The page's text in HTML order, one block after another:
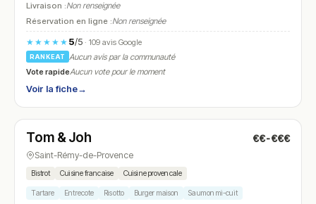
Livraison :Non renseignée
Réservation en ligne :Non renseignée
★★★★★ 5/5· 109 avis Google
RANKEAT
Aucun avis par la communauté
Vote rapideAucun vote pour le moment
Voir la fiche→
N° 14
Tom & Joh €€-€€€
Saint-Rémy-de-Provence
Bistrot Cuisine francaise Cuisine provencale
Tartare Entrecote Risotto Burger maison Saumon mi-cuit